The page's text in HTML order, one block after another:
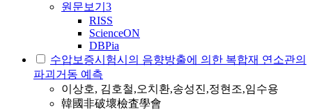
원문보기 3
RISS
ScienceON
DBPia
수압보증시험시의 음향방출에 의한 복합재 연소관의
파괴거동 예측
이상호, 김호철,오치환,송성진,정현조,임수용
韓國非破壞檢査學會